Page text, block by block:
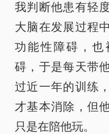
我判断他患有轻
大脑在发展过程
功能性障碍，也
碍，于是每天带
过近一年的训练
才基本消除，但
只是在陪他玩。